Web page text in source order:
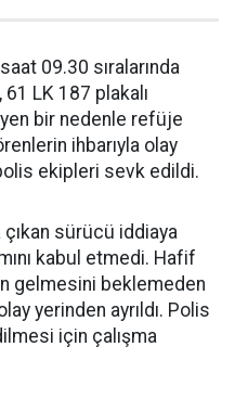
09.30 sıralarında
LK 187 plakalı
bir nedenle refüje
ihbarıyla olay
ekipleri sevk edildi.
çıkan sürücü iddiaya
kabul etmedi. Hafif
gelmesini beklemeden
yerinden ayrıldı. Polis
için çalışma